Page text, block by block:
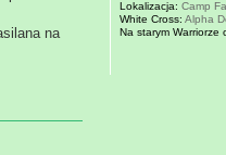
na
Lokalizacja: Camp
White Cross: Alpha
Na starym Warriorze